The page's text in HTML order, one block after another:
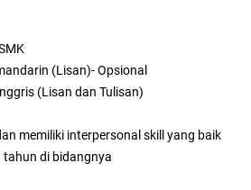
(Lisan)- Opsional
(Lisan dan Tulisan)
memiliki interpersonal skill yang baik
tahun di bidangnya